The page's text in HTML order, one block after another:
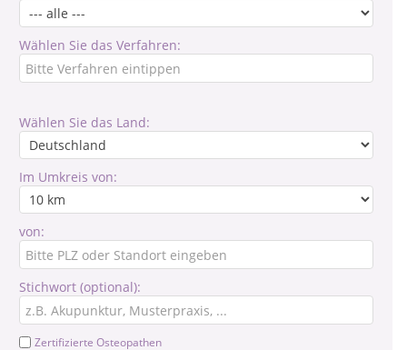
Wählen Sie das Verfahren:
Wählen Sie das Land:
Im Umkreis von:
von:
Stichwort (optional):
Zertifizierte Osteopathen